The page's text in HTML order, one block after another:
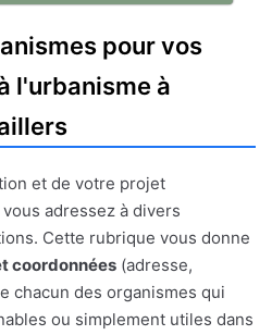
pour vos
l'urbanisme à
et de votre projet
adressez à divers
Cette rubrique vous donne
coordonnées (adresse,
chacun des organismes qui
ou simplement utiles dans